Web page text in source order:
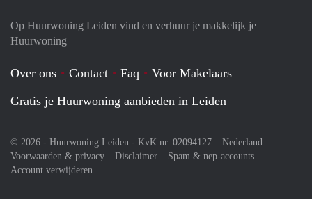
Op Huurwoning Leiden vind en verhuur je makkelijk je
Huurwoning
Over ons Contact Faq
Voor Makelaars
Gratis je Huurwoning aanbieden in Leiden
© 2026 - Huurwoning Leiden - KvK nr. 02094127 – Nederland
Voorwaarden & privacy
Disclaimer
Spam & nep-accounts
Account verwijderen